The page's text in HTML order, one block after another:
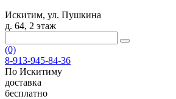
Искитим, ул. Пушкина
д. 64, 2 этаж
(0)
8-913-945-84-36
По Искитиму
доставка
бесплатно